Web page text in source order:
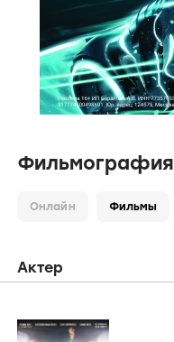
Фильмография
Онлайн Фильмы
Актер